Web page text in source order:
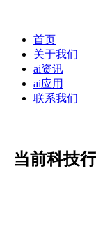
首页
关于我们
ai资讯
ai应用
联系我们
当前科技